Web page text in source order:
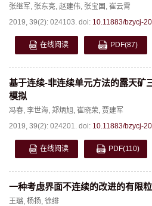
张继军, 张东亮, 赵建伟, 张宝国 , 崔云霄
2019, 39(2): 024103. doi: 10.11883/bzycj-
在线阅读 PDF(87)
基于连续-非连续单元方法的露天矿
模拟
冯春, 李世海, 郑炳旭, 崔晓荣, 贾建军
2019, 39(2): 024201. doi: 10.11883/bzycj-
在线阅读 PDF(110)
一种考虑界面不连续的改进的有限
王璐, 杨扬, 徐绯